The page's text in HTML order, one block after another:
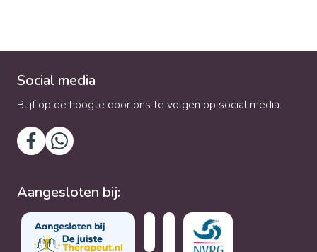
Social media
Blijf op de hoogte door ons te volgen op social media.
Aangesloten bij: